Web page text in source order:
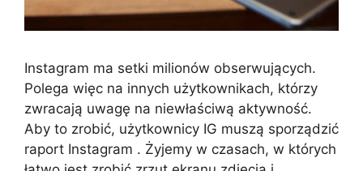
Instagram ma setki milionów obserwujących.
Polega więc na innych użytkownikach, którzy
zwracają uwagę na niewłaściwą aktywność.
Aby to zrobić, użytkownicy IG muszą sporządzić
raport Instagram . Żyjemy w czasach, w których